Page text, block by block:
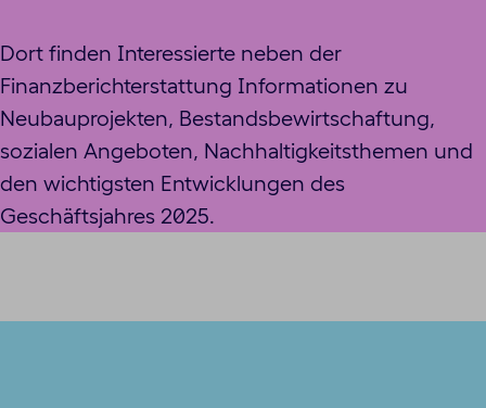
Dort finden Interessierte neben der
Finanzberichterstattung Informationen zu
Neubauprojekten, Bestandsbewirtschaftung,
sozialen Angeboten, Nachhaltigkeitsthemen und
den wichtigsten Entwicklungen des
Geschäftsjahres 2025.